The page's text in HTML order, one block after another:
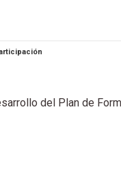
del Plan de